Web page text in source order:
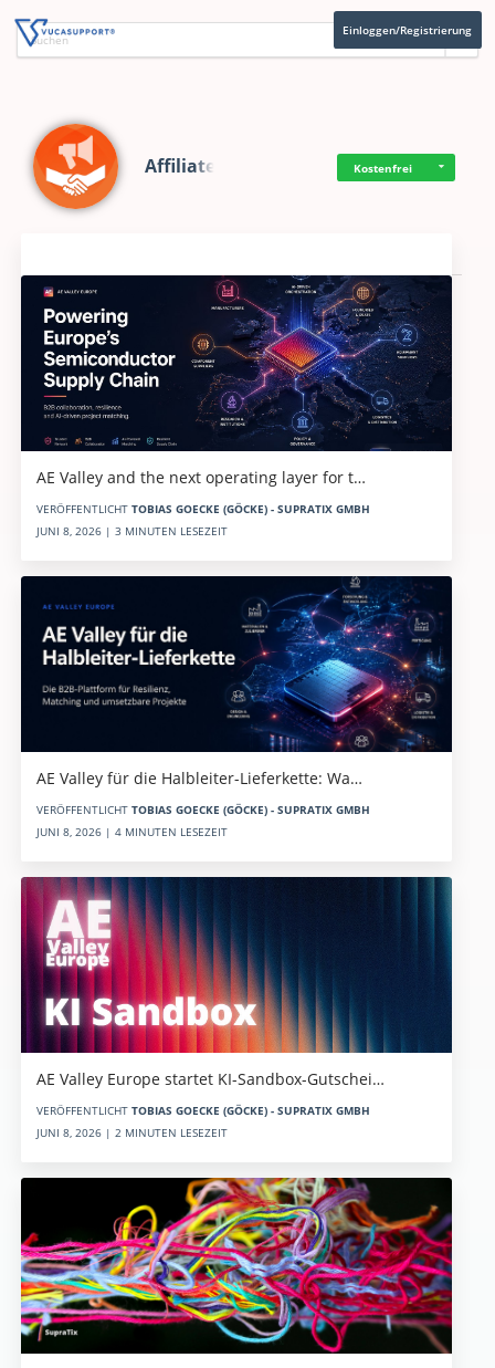
Einloggen/Registrierung
Affiliate Kostenfrei
AE Valley and the next operating layer for t…
VERÖFFENTLICHT TOBIAS GOECKE (GÖCKE) - SUPRATIX GMBH
JUNI 8, 2026 | 3 MINUTEN LESEZEIT
AE Valley für die Halbleiter-Lieferkette: Wa…
VERÖFFENTLICHT TOBIAS GOECKE (GÖCKE) - SUPRATIX GMBH
JUNI 8, 2026 | 4 MINUTEN LESEZEIT
AE Valley Europe startet KI-Sandbox-Gutschei…
VERÖFFENTLICHT TOBIAS GOECKE (GÖCKE) - SUPRATIX GMBH
JUNI 8, 2026 | 2 MINUTEN LESEZEIT